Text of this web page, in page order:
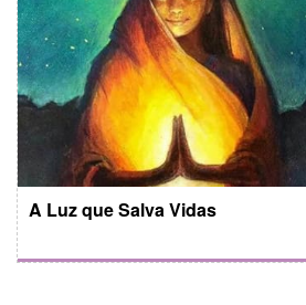
A Luz que Salva Vidas